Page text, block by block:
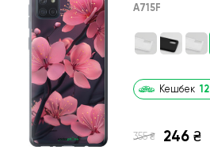
A715F
Кешбек 12
355 ₴ 246 ₴